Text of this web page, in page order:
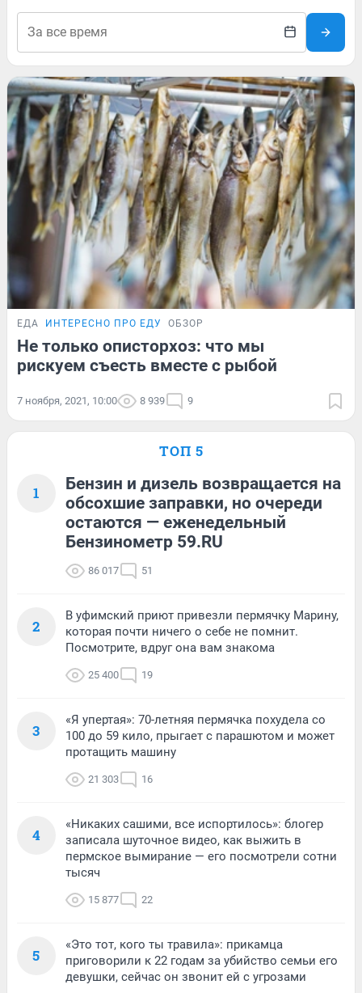
ЕДА ИНТЕРЕСНО ПРО ЕДУ ОБЗОР
Не только описторхоз: что мы
рискуем съесть вместе с рыбой
7 ноября, 2021, 10:00 8 939 9
ТОП 5
1
Бензин и дизель возвращается на
обсохшие заправки, но очереди
остаются — еженедельный
Бензинометр 59.RU
86 017 51
2
В уфимский приют привезли пермячку Марину,
которая почти ничего о себе не помнит.
Посмотрите, вдруг она вам знакома
25 400 19
3
«Я упертая»: 70-летняя пермячка похудела со
100 до 59 кило, прыгает с парашютом и может
протащить машину
21 303 16
4
«Никаких сашими, все испортилось»: блогер
записала шуточное видео, как выжить в
пермское вымирание — его посмотрели сотни
тысяч
15 877 22
5
«Это тот, кого ты травила»: прикамца
приговорили к 22 годам за убийство семьи его
девушки, сейчас он звонит ей с угрозами